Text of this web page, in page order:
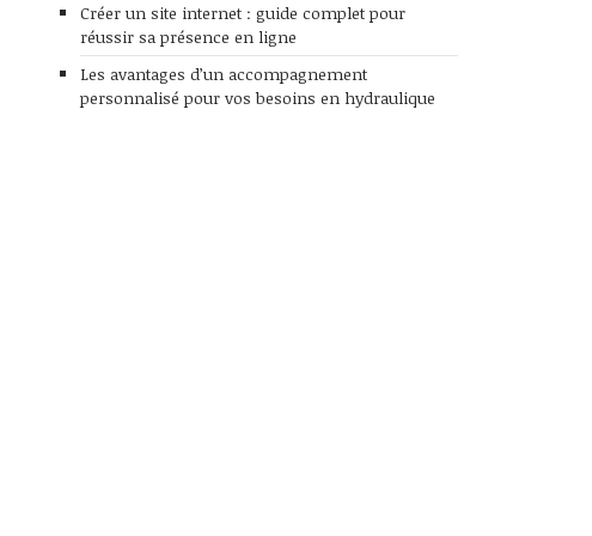
Créer un site internet : guide complet pour
réussir sa présence en ligne
Les avantages d’un accompagnement
personnalisé pour vos besoins en hydraulique